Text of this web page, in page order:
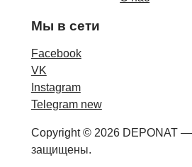
Мы в сети
Facebook
VK
Instagram
Telegram new
Copyright © 2026 DEPONAT
защищены.